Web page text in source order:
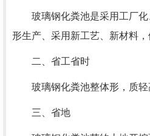
玻璃钢化粪池是采用工厂化
形生产、采用新工艺、新材料，
二、省工省时
玻璃钢化粪池整体形，质轻
三、省地